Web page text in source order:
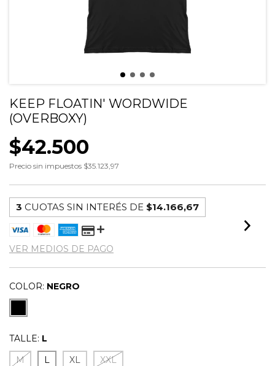
KEEP FLOATIN' WORDWIDE
(OVERBOXY)
$42.500
Precio sin impuestos $35.123,97
3 CUOTAS SIN INTERÉS DE $14.166,67
VER MEDIOS DE PAGO
COLOR: NEGRO
TALLE: L
M
L XL XXL